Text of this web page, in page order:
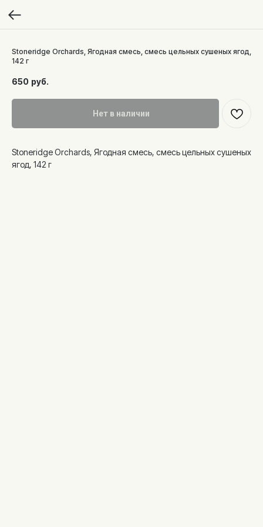
Stoneridge Orchards, Ягодная смесь, смесь цельных сушеных ягод,
142 г
650 руб.
Нет в наличии
Stoneridge Orchards, Ягодная смесь, смесь цельных сушеных
ягод, 142 г